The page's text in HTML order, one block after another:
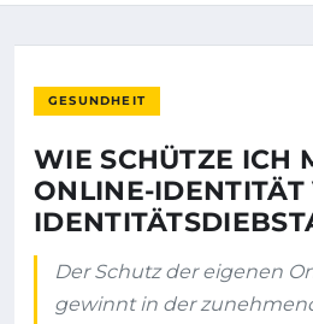
GESUNDHEIT
WIE SCHÜTZE ICH
ONLINE-IDENTITÄT
Der Schutz der eigenen
gewinnt in der